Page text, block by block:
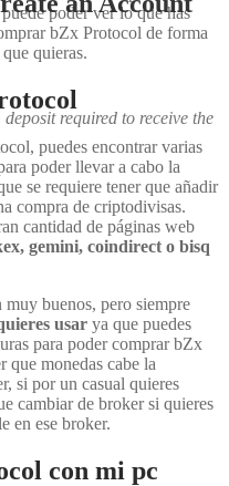
poder ver lo que has
bZx Protocol de forma
quieras.
puedes encontrar varias
poder llevar a cabo la
se requiere tener que añadir
compra de criptodivisas.
cantidad de páginas web
gemini, coindirect o bisq
buenos, pero siempre
usar ya que puedes
para poder comprar bZx
que monedas cabe la
si por un casual quieres
cambiar de broker si quieres
en ese broker.
con mi pc
required to receive the